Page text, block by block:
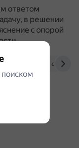
ответом
в решении
с опорой
spadilo.ru doc.fipi.ru